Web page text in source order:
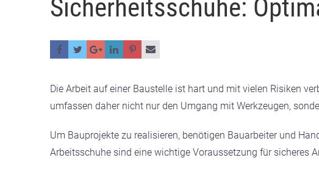
Sicherheitsschuhe:
Die Arbeit auf einer Baustelle ist hart und mit vielen Risiken
umfassen daher nicht nur den Umgang mit Werkzeugen,
Um Bauprojekte zu realisieren, benötigen Bauarbeiter und
Arbeitsschuhe sind eine wichtige Voraussetzung für sicheres